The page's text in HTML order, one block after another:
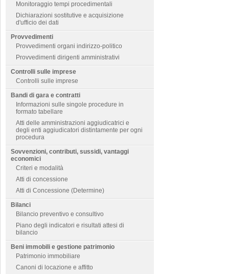
Monitoraggio tempi procedimentali
Dichiarazioni sostitutive e acquisizione
d'ufficio dei dati
Provvedimenti
Provvedimenti organi indirizzo-politico
Provvedimenti dirigenti amministrativi
Controlli sulle imprese
Controlli sulle imprese
Bandi di gara e contratti
Informazioni sulle singole procedure in
formato tabellare
Atti delle amministrazioni aggiudicatrici e
degli enti aggiudicatori distintamente per ogni
procedura
Sovvenzioni, contributi, sussidi, vantaggi
economici
Criteri e modalità
Atti di concessione
Atti di Concessione (Determine)
Bilanci
Bilancio preventivo e consultivo
Piano degli indicatori e risultati attesi di
bilancio
Beni immobili e gestione patrimonio
Patrimonio immobiliare
Canoni di locazione e affitto